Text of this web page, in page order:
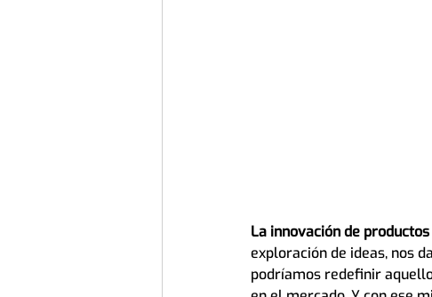
La innovación de
exploración de ideas, nos
podríamos redefinir